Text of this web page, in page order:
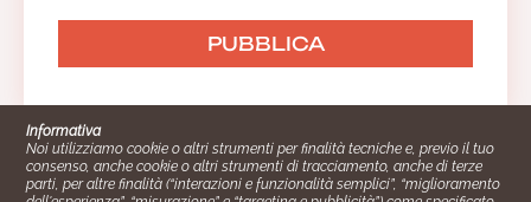
Informativa
Noi utilizziamo cookie o altri strumenti per finalità tecniche e, previo il tuo
consenso, anche cookie o altri strumenti di tracciamento, anche di terze
parti, per altre finalità (“interazioni e funzionalità semplici”, “miglioramento